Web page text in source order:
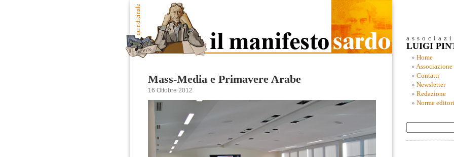
Mass-Media e Primavere Arabe
16 Ottobre 2012
LUIGI
Home
Associazione
Contatti
Newsletter
Redazione
Norme